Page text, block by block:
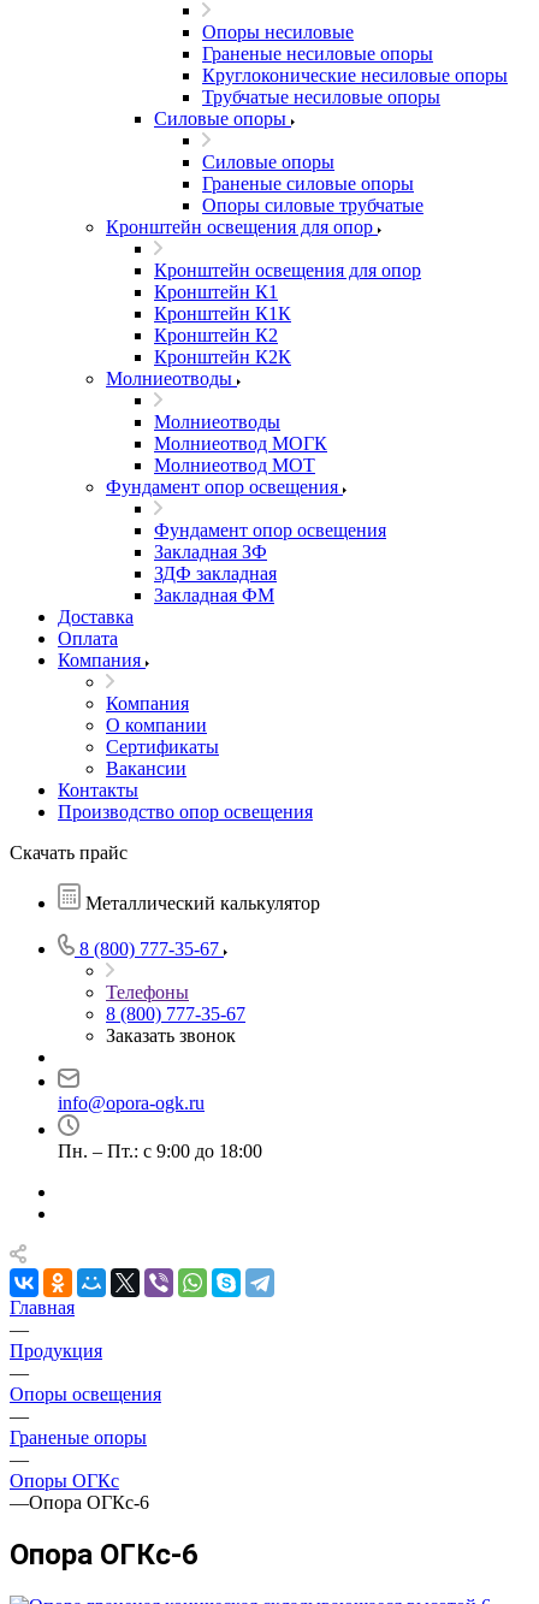
Опоры несиловые
Граненые несиловые опоры
Круглоконические несиловые опоры
Трубчатые несиловые опоры
Силовые опоры
Силовые опоры
Граненые силовые опоры
Опоры силовые трубчатые
Кронштейн освещения для опор
Кронштейн освещения для опор
Кронштейн К1
Кронштейн К1К
Кронштейн К2
Кронштейн К2К
Молниеотводы
Молниеотводы
Молниеотвод МОГК
Молниеотвод МОТ
Фундамент опор освещения
Фундамент опор освещения
Закладная ЗФ
ЗДФ закладная
Закладная ФМ
Доставка
Оплата
Компания
Компания
О компании
Сертификаты
Вакансии
Контакты
Производство опор освещения
Скачать прайс
Металлический калькулятор
8 (800) 777-35-67
Телефоны
8 (800) 777-35-67
Заказать звонок
info@opora-ogk.ru
Пн. – Пт.: с 9:00 до 18:00
Главная
—
Продукция
—
Опоры освещения
—
Граненые опоры
—
Опоры ОГКс
—Опора ОГКс-6
Опора ОГКс-6